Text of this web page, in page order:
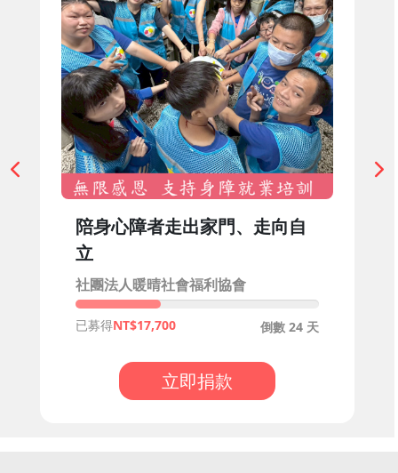
陪身心障者走出家門、走向自
立
社團法人暖晴社會福利協會
倒數 24 天
已募得 17,700
立即捐款